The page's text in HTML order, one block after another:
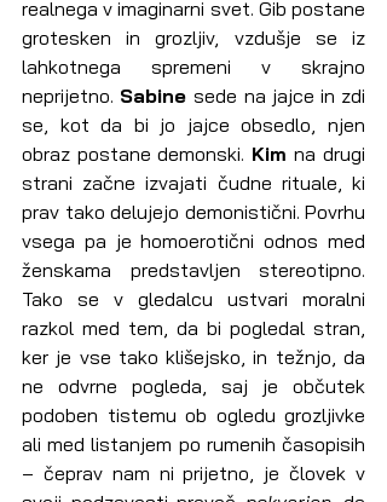
realnega v imaginarni svet. Gib postane
grotesken in grozljiv, vzdušje se iz
lahkotnega spremeni v skrajno
neprijetno. Sabine sede na jajce in zdi
se, kot da bi jo jajce obsedlo, njen
obraz postane demonski. Kim na drugi
strani začne izvajati čudne rituale, ki
prav tako delujejo demonistični. Povrhu
vsega pa je homoerotični odnos med
ženskama predstavljen stereotipno.
Tako se v gledalcu ustvari moralni
razkol med tem, da bi pogledal stran,
ker je vse tako klišejsko, in težnjo, da
ne odvrne pogleda, saj je občutek
podoben tistemu ob ogledu grozljivke
ali med listanjem po rumenih časopisih
– čeprav nam ni prijetno, je človek v